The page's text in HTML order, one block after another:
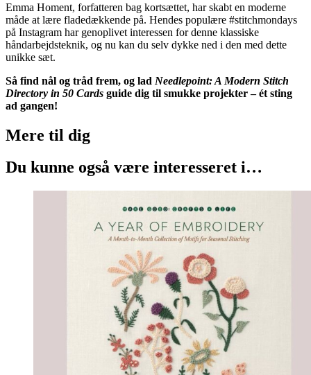
Emma Homent, forfatteren bag kortsættet, har skabt en moderne
måde at lære fladedækkende på. Hendes populære #stitchmondays
på Instagram har genoplivet interessen for denne klassiske
håndarbejdsteknik, og nu kan du selv dykke ned i den med dette
unikke sæt.
Så find nål og tråd frem, og lad Needlepoint: A Modern Stitch
Directory in 50 Cards guide dig til smukke projekter – ét sting
ad gangen!
Mere til dig
Du kunne også være interesseret i…